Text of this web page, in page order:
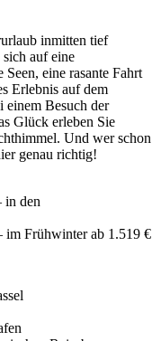
inmitten tief
auf eine
eine rasante Fahrt
Erlebnis auf dem
Besuch der
Glück erleben Sie
Und wer schon
genau richtig!
den
Frühwinter ab 1.519 €